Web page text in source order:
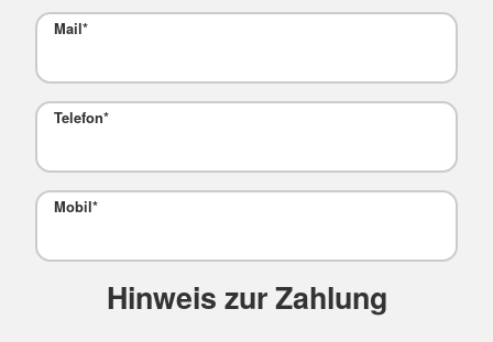
Mail*
Telefon*
Mobil*
Hinweis zur Zahlung